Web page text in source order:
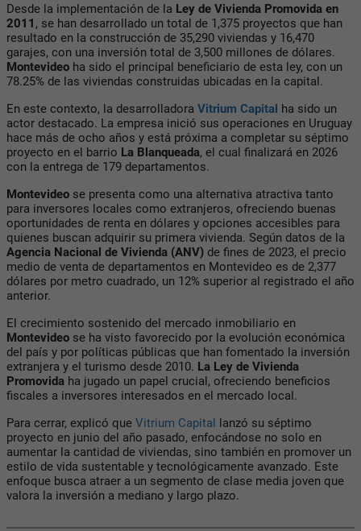
Desde la implementación de la Ley de Vivienda Promovida en
2011 , se han desarrollado un total de 1,375 proyectos que han
resultado en la construcción de 35,290 viviendas y 16,470
garajes, con una inversión total de 3,500 millones de dólares.
Montevideo ha sido el principal beneficiario de esta ley, con un
78.25% de las viviendas construidas ubicadas en la capital.
En este contexto, la desarrolladora Vitrium Capital ha sido un
actor destacado. La empresa inició sus operaciones en Uruguay
hace más de ocho años y está próxima a completar su séptimo
proyecto en el barrio La Blanqueada, el cual finalizará en 2026
con la entrega de 179 departamentos.
Montevideo se presenta como una alternativa atractiva tanto
para inversores locales como extranjeros, ofreciendo buenas
oportunidades de renta en dólares y opciones accesibles para
quienes buscan adquirir su primera vivienda. Según datos de la
Agencia Nacional de Vivienda (ANV) de fines de 2023, el precio
medio de venta de departamentos en Montevideo es de 2,377
dólares por metro cuadrado, un 12% superior al registrado el año
anterior.
El crecimiento sostenido del mercado inmobiliario en
Montevideo se ha visto favorecido por la evolución económica
del país y por políticas públicas que han fomentado la inversión
extranjera y el turismo desde 2010. La Ley de Vivienda
Promovida ha jugado un papel crucial, ofreciendo beneficios
fiscales a inversores interesados en el mercado local.
Para cerrar, explicó que Vitrium Capital lanzó su séptimo
proyecto en junio del año pasado, enfocándose no solo en
aumentar la cantidad de viviendas, sino también en promover un
estilo de vida sustentable y tecnológicamente avanzado. Este
enfoque busca atraer a un segmento de clase media joven que
valora la inversión a mediano y largo plazo.